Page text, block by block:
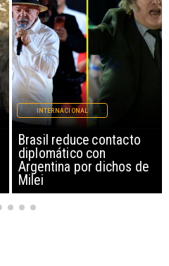
China restringe
exportación de drones a
EEUU y sanciona
empresas
INTERNACIONAL